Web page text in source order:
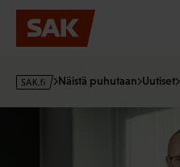
Hyppää
sisältöön
s
Näistä puhutaan Uutiset